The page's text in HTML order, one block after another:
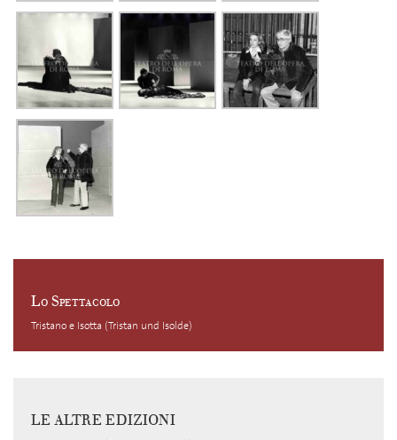
Lo Spettacolo
Tristano e Isotta (Tristan und Isolde)
LE ALTRE EDIZIONI